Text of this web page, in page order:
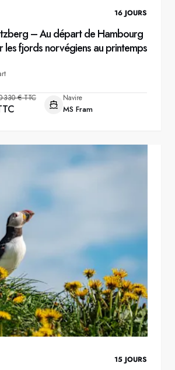
16 JOURS
– Au départ de Hambourg
les fjords norvégiens au printemps
330 € TTC Navire
MS Fram
15 JOURS